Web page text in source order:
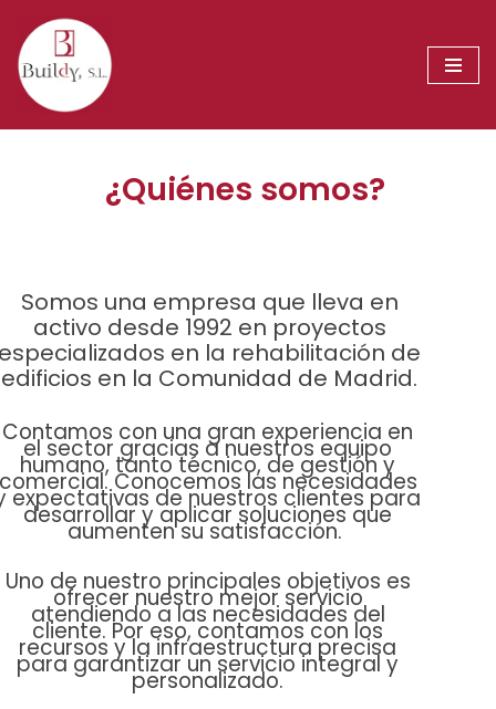
Saltar
al
contenido
¿Quiénes somos?
Somos una empresa que lleva en
activo desde 1992 en proyectos
en la rehabilitación de
edificios en la Comunidad de Madrid.
Contamos con una gran experiencia en
el sector gracias a nuestros equipo
humano, tanto técnico, de gestión y
Conocemos las necesidades
expectativas de nuestros clientes para
desarrollar y aplicar soluciones que
aumenten su satisfacción.
Uno de nuestro principales objetivos es
ofrecer nuestro mejor servicio
atendiendo a las necesidades del
cliente.Por eso, contamos con los
recursos y la infraestructura precisa
para garantizar un servicio integral y
personalizado.